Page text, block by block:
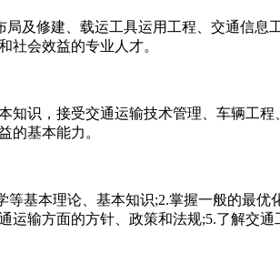
及修建、载运工具运用工程、交通信
社会效益的专业人才。
识，接受交通运输技术管理、车辆工
的基本能力。
基本理论、基本知识;2.掌握一般的最
输方面的方针、政策和法规;5.了解交